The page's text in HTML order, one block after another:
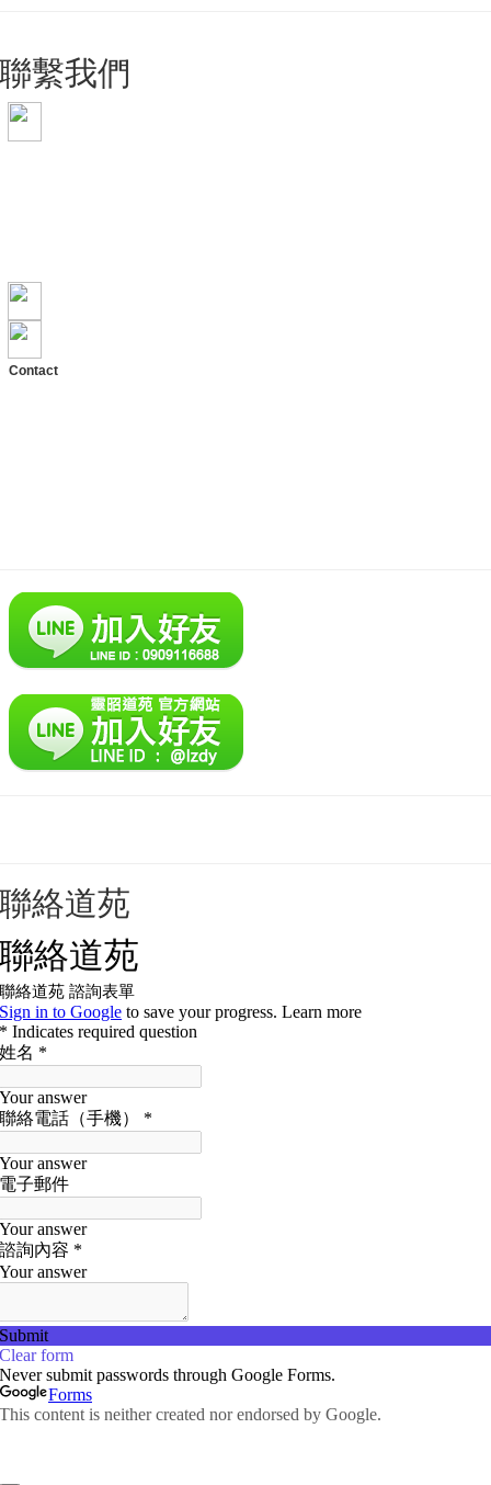
聯繫我們
Contact
聯絡道苑